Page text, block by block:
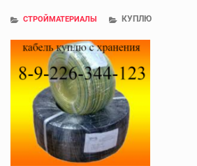
СТРОЙМАТЕРИАЛЫ КУПЛЮ